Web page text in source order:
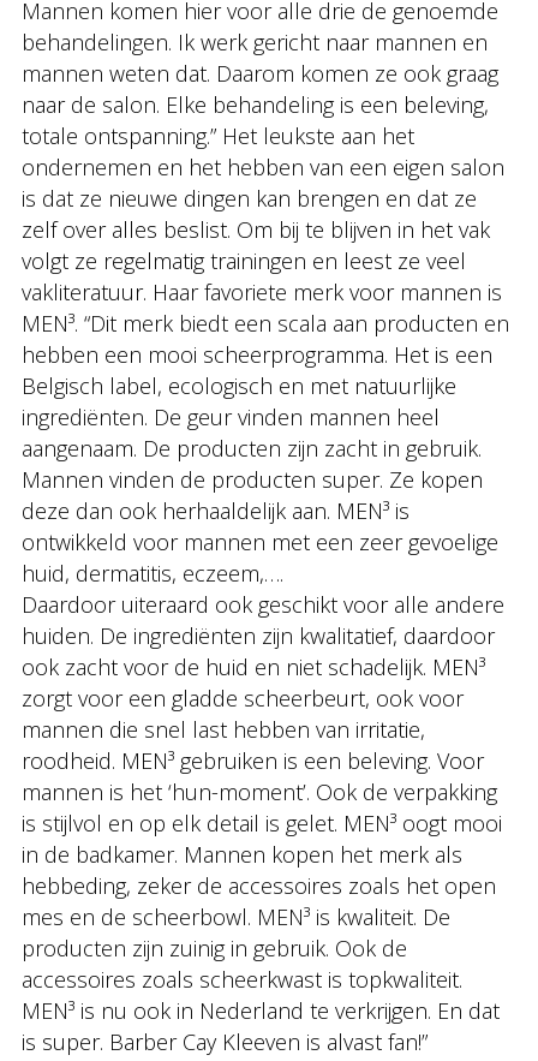
Mannen komen hier voor alle drie de genoemde
behandelingen. Ik werk gericht naar mannen en
mannen weten dat. Daarom komen ze ook graag
naar de salon. Elke behandeling is een beleving,
totale ontspanning.” Het leukste aan het
ondernemen en het hebben van een eigen salon
is dat ze nieuwe dingen kan brengen en dat ze
zelf over alles beslist. Om bij te blijven in het vak
volgt ze regelmatig trainingen en leest ze veel
vakliteratuur. Haar favoriete merk voor mannen is
MEN³. “Dit merk biedt een scala aan producten en
hebben een mooi scheerprogramma. Het is een
Belgisch label, ecologisch en met natuurlijke
ingrediënten. De geur vinden mannen heel
aangenaam. De producten zijn zacht in gebruik.
Mannen vinden de producten super. Ze kopen
deze dan ook herhaaldelijk aan. MEN³ is
ontwikkeld voor mannen met een zeer gevoelige
huid, dermatitis, eczeem,….
Daardoor uiteraard ook geschikt voor alle andere
huiden. De ingrediënten zijn kwalitatief, daardoor
ook zacht voor de huid en niet schadelijk. MEN³
zorgt voor een gladde scheerbeurt, ook voor
mannen die snel last hebben van irritatie,
roodheid. MEN³ gebruiken is een beleving. Voor
mannen is het ‘hun-moment’. Ook de verpakking
is stijlvol en op elk detail is gelet. MEN³ oogt mooi
in de badkamer. Mannen kopen het merk als
hebbeding, zeker de accessoires zoals het open
mes en de scheerbowl. MEN³ is kwaliteit. De
producten zijn zuinig in gebruik. Ook de
accessoires zoals scheerkwast is topkwaliteit.
MEN³ is nu ook in Nederland te verkrijgen. En dat
is super. Barber Cay Kleeven is alvast fan!”